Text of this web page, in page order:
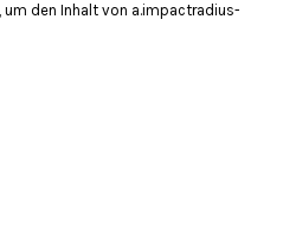
den Inhalt von a.impactradius-